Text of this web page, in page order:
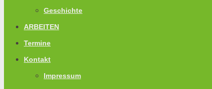
Geschichte
ARBEITEN
Termine
Kontakt
Impressum